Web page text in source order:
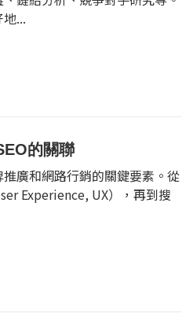
...
的關聯
廣和網路行銷的關鍵要素。從
Experience, UX），再到搜